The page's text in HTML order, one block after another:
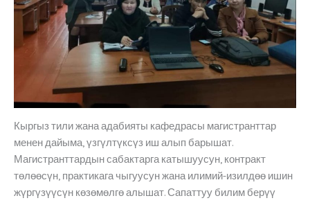
Кыргыз тили жана адабияты кафедрасы магистранттар
менен дайыма, үзгүлтүксүз иш алып барышат.
Магистранттардын сабактарга катышуусун, контракт
төлөөсүн, практикага чыгуусун жана илимий-изилдөө ишин
жүргүзүүсүн көзөмөлгө алышат. Сапаттуу билим берүү